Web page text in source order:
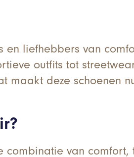
liefhebbers van
outfits tot
deze schoenen
van